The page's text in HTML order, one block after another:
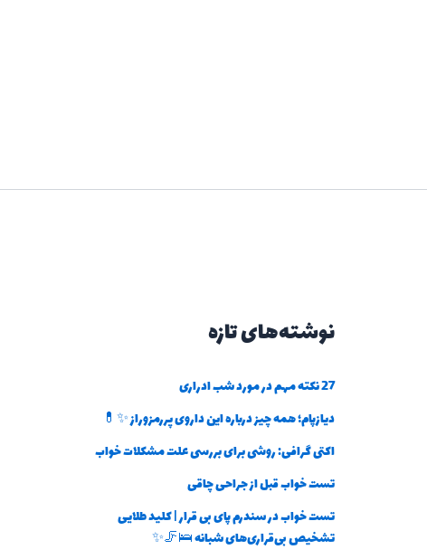
نوشته‌های تازه
27 نکته مهم در مورد شب ادراری
دیازپام؛ همه چیز درباره این داروی پررمزوراز ✨💊
اکتی گرافی: روشی برای بررسی علت مشکلات خواب
تست خواب قبل از جراحی چاقی
تست خواب در سندرم پای بی قرار | کلید طلایی
تشخیص بی‌قراری‌های شبانه 🛌🦵✨